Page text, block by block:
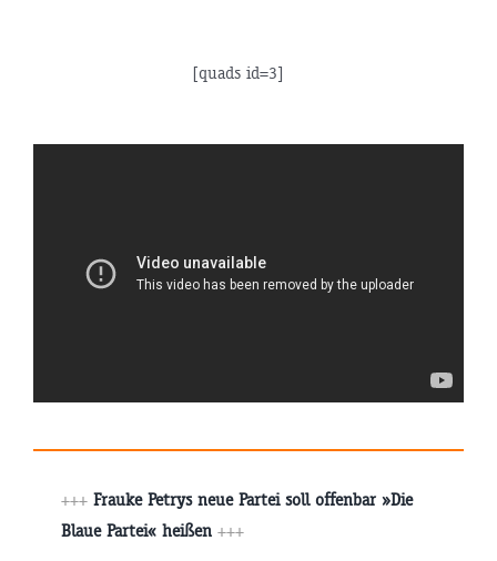
[quads id=3]
+++ Frauke Petrys neue Partei soll offenbar »Die
Blaue Partei« heißen +++